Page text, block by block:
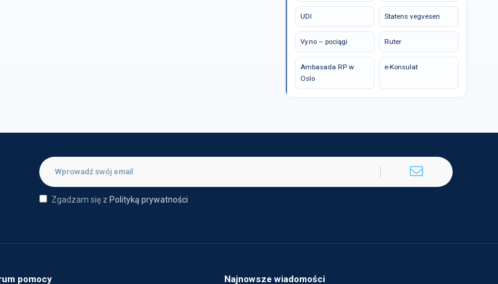
UDI Statens vegvesen
Vy.no – pociągi Ruter
Ambasada RP w
Oslo
e-Konsulat
Zgadzam się z Polityką prywatności
pomocy Najnowsze wiadomości